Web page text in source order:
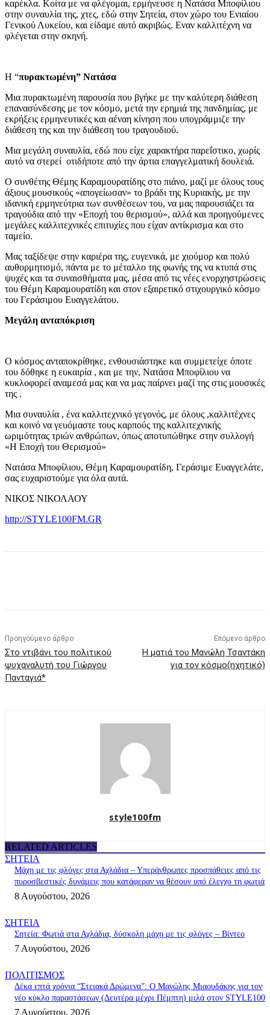
καρέκλα. Κοίτα με να φλέγομαι, ερμήνευσε η Νατάσα Μποφίλιου
στην συναυλία της, χτες, εδώ στην Σητεία, στον χώρο του Ενιαίου
Γενικού Λυκείου, και είδαμε αυτό ακριβώς. Εναν καλλιτέχνη να
φλέγεται στην σκηνή.
Η “πυρακτωμένη” Νατάσα
Μια πυρακτωμένη παρουσία που βγήκε με την καλύτερη διάθεση
επανασύνδεσης με τον κόσμο, μετά την ερημιά της πανδημίας, με
εκρήξεις ερμηνευτικές και αέναη κίνηση που υπογράμμιζε την
διάθεση της και την διάθεση του τραγουδιού.
Μια μεγάλη συναυλία, εδώ που είχε χαρακτήρα παρεΐστικο, χωρίς
αυτό να στερεί οτιδήποτε από την άρτια επαγγελματική δουλειά.
Ο συνθέτης Θέμης Καραμουρατίδης στο πιάνο, μαζί με όλους τους
άξιους μουσικούς «απογείωσαν» το βράδι της Κυριακής, με την
ιδανική ερμηνεύτρια των συνθέσεων του, να μας παρουσιάζει τα
τραγούδια από την «Εποχή του θερισμού», αλλά και προηγούμενες
μεγάλες καλλιτεχνικές επιτυχίες που είχαν αντίκρισμα και στο
ταμείο.
Μας ταξίδεψε στην καριέρα της, ευγενικά, με χιούμορ και πολύ
αυθορμητισμό, πάντα με το μέταλλο της φωνής της να κτυπά στις
ψυχές και τα συναισθήματα μας, μέσα από τις νέες ενορχηστρώσεις
του Θέμη Καραμουρατίδη και στον εξαιρετικό στιχουργικό κόσμο
του Γεράσιμου Ευαγγελάτου.
Μεγάλη ανταπόκριση
Ο κόσμος ανταποκρίθηκε, ενθουσιάστηκε και συμμετείχε όποτε
του δόθηκε η ευκαιρία , και με την, Νατάσα Μποφίλιου να
κυκλοφορεί αναμεσά μας και να μας παίρνει μαζί της στις μουσικές
της .
Μια συναυλία , ένα καλλιτεχνικό γεγονός, με όλους ,καλλιτέχνες
και κοινό να γευόμαστε τους καρπούς της καλλιτεχνικής
ωριμότητας τριών ανθρώπων, όπως αποτυπώθηκε στην συλλογή
«Η Εποχή του Θερισμού»
Νατάσα Μποφίλιου, Θέμη Καραμουρατίδη, Γεράσιμε Ευαγγελάτε,
σας ευχαριστούμε για όλα αυτά.
ΝΙΚΟΣ ΝΙΚΟΛΑΟΥ
http://STYLE100FM.GR
Προηγούμενο άρθρο
Στο ντιβάνι του πολιτικού
ψυχαναλυτή του Γιώργου
Πανταγιά*
Επόμενο άρθρο
Η ματιά του Μανώλη Τσαντάκη
για τον κόσμο(ηχητικό)
style100fm
RELATED ARTICLES
ΣΗΤΕΙΑ
Μάχη με τις φλόγες στα Αχλάδια – Υπεράνθρωπες προσπάθειες από τις
πυροσβεστικές δυνάμεις που κατάφεραν να θέσουν υπό έλεγχο τη φωτιά
8 Αυγούστου, 2026
ΣΗΤΕΙΑ
Σητεία: Φωτιά στα Αχλάδια, δύσκολη μάχη με τις φλόγες – Βίντεο
7 Αυγούστου, 2026
ΠΟΛΙΤΙΣΜΟΣ
Δέκα επτά χρόνια “Στειακά Δρώμενα”: Ο Μανώλης Μιαουδάκης για τον
νέο κύκλο παραστάσεων (Δευτέρα μέχρι Πέμπτη) μιλά στον STYLE100
7 Αυγούστου, 2026